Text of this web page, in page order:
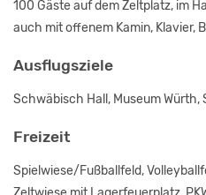
100 Gäste auf dem Zeltplatz, im
auch mit offenem Kamin, Klavier,
Ausflugsziele
Schwäbisch Hall, Museum Würth,
Freizeit
Spielwiese/Fußballfeld,